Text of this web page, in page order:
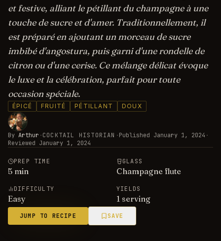
et festive, alliant le pétillant du champagne à une
touche de sucre et d'amer. Traditionnellement, il
est préparé en ajoutant un morceau de sucre
imbibé d'angostura, puis garni d'une rondelle de
citron ou d'une cerise. Ce mélange délicat évoque
le luxe et la célébration, parfait pour toute
occasion spéciale.
ÉPICÉ FRUITÉ PÉTILLANT DOUX
By Arthur ·COCKTAIL HISTORIAN ·Published January 1, 2024 ·
Reviewed January 1, 2024
PREP TIME
5 min
GLASS
Champagne flute
DIFFICULTY
Easy
YIELDS
1 serving
JUMP TO RECIPE SAVE